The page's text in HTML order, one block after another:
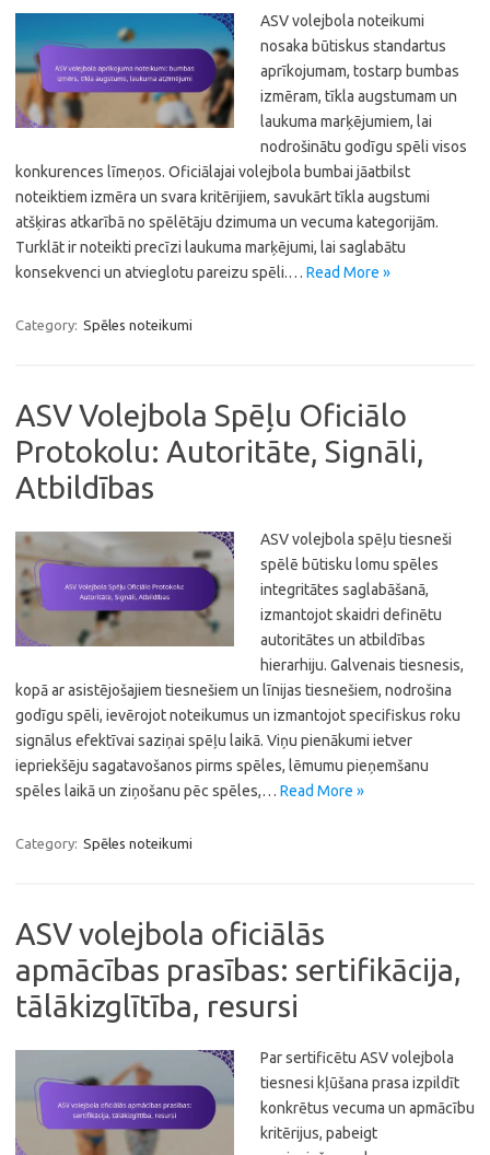
ASV volejbola noteikumi
nosaka būtiskus standartus
aprīkojumam, tostarp bumbas
izmēram, tīkla augstumam un
laukuma marķējumiem, lai
nodrošinātu godīgu spēli visos
konkurences līmeņos. Oficiālajai volejbola bumbai jāatbilst
noteiktiem izmēra un svara kritērijiem, savukārt tīkla augstumi
atšķiras atkarībā no spēlētāju dzimuma un vecuma kategorijām.
Turklāt ir noteikti precīzi laukuma marķējumi, lai saglabātu
konsekvenci un atvieglotu pareizu spēli.… Read More »
Category: Spēles noteikumi
ASV Volejbola Spēļu Oficiālo
Protokolu: Autoritāte, Signāli,
Atbildības
ASV volejbola spēļu tiesneši
spēlē būtisku lomu spēles
integritātes saglabāšanā,
izmantojot skaidri definētu
autoritātes un atbildības
hierarhiju. Galvenais tiesnesis,
kopā ar asistējošajiem tiesnešiem un līnijas tiesnešiem, nodrošina
godīgu spēli, ievērojot noteikumus un izmantojot specifiskus roku
signālus efektīvai saziņai spēļu laikā. Viņu pienākumi ietver
iepriekšēju sagatavošanos pirms spēles, lēmumu pieņemšanu
spēles laikā un ziņošanu pēc spēles,… Read More »
Category: Spēles noteikumi
ASV volejbola oficiālās
apmācības prasības: sertifikācija,
tālākizglītība, resursi
Par sertificētu ASV volejbola
tiesnesi kļūšana prasa izpildīt
konkrētus vecuma un apmācību
kritērijus, pabeigt